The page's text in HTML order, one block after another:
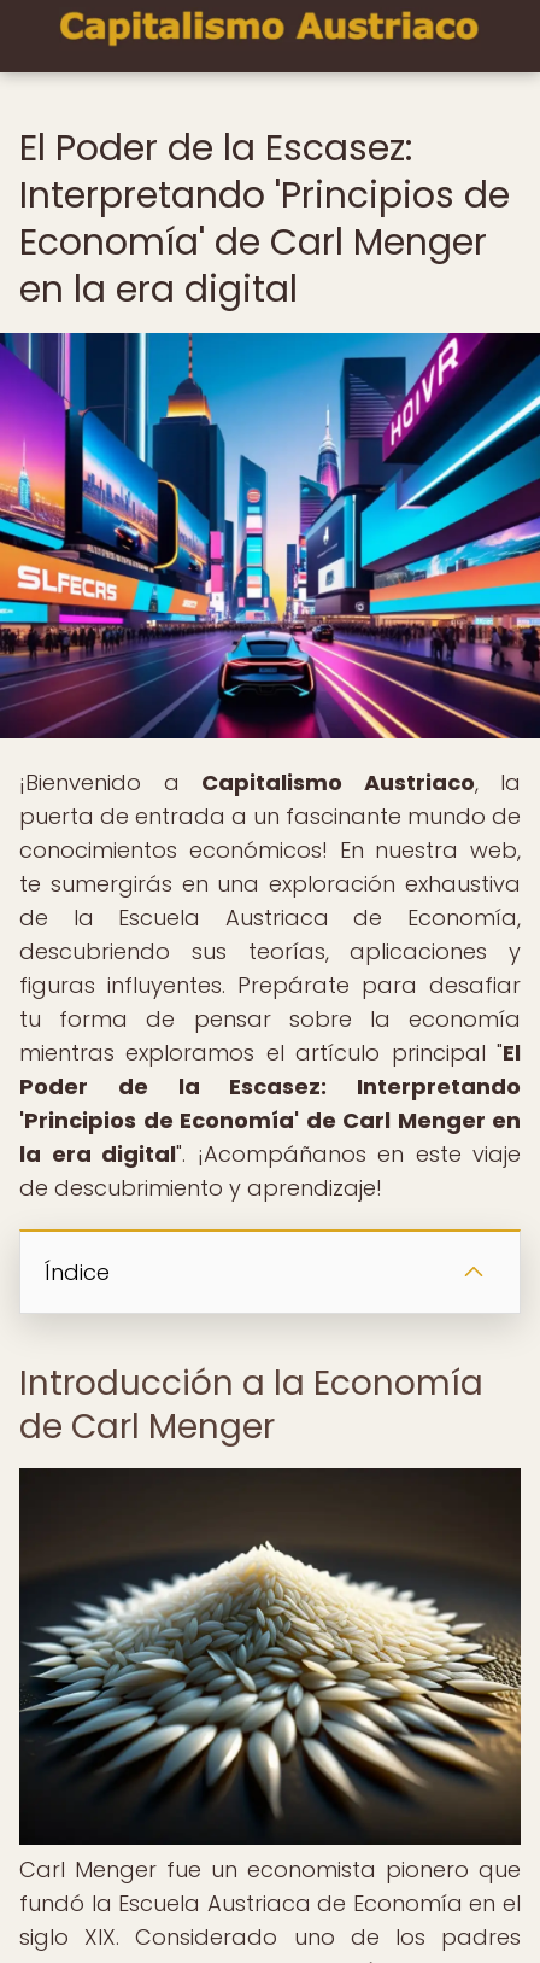
El Poder de la Escasez:
Interpretando 'Principios de
Economía' de Carl Menger
en la era digital
¡Bienvenido a Capitalismo Austriaco, la
puerta de entrada a un fascinante mundo de
conocimientos económicos! En nuestra web,
te sumergirás en una exploración exhaustiva
de la Escuela Austriaca de Economía,
descubriendo sus teorías, aplicaciones y
figuras influyentes. Prepárate para desafiar
tu forma de pensar sobre la economía
mientras exploramos el artículo principal "El
Poder de la Escasez: Interpretando
'Principios de Economía' de Carl Menger en
la era digital". ¡Acompáñanos en este viaje
de descubrimiento y aprendizaje!
Índice
Introducción a la Economía
de Carl Menger
Carl Menger fue un economista pionero que
fundó la Escuela Austriaca de Economía en el
siglo XIX. Considerado uno de los padres